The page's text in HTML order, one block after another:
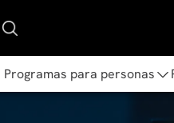
Programas para personas